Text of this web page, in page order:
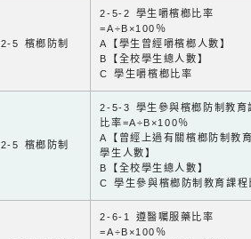
2-5 檳榔防制
2-5-2 學生嚼檳榔比率
=A÷B×100％
A【學生曾經嚼檳榔人數】
B【全校學生總人數】
C 學生嚼檳榔比率
2-5 檳榔防制
2-5-3 學生參與檳榔防制教育
比率=A÷B×100％
A【曾經上過有關檳榔防制教
學生人數】
B【全校學生總人數】
C 學生參與檳榔防制教育課程
2-6-1 遵醫囑服藥比率
=A÷B×100％